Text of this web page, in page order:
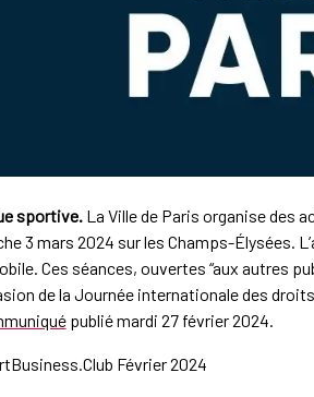
sportive. La Ville de Paris organise des
3 mars 2024 sur les Champs-Élysées.
Ces séances, ouvertes “aux autres
de la Journée internationale des
publié mardi 27 février 2024.
Février 2024